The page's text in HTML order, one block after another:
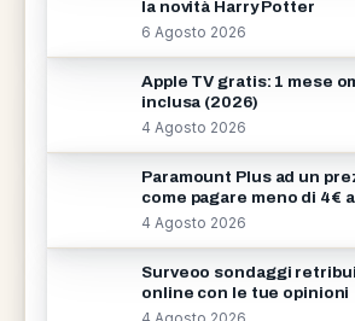
la novità Harry Potter
6 Agosto 2026
Apple TV gratis: 1 mese
inclusa (2026)
4 Agosto 2026
Paramount Plus ad un
come pagare meno di 4€
4 Agosto 2026
Surveoo sondaggi
online con le tue opinioni